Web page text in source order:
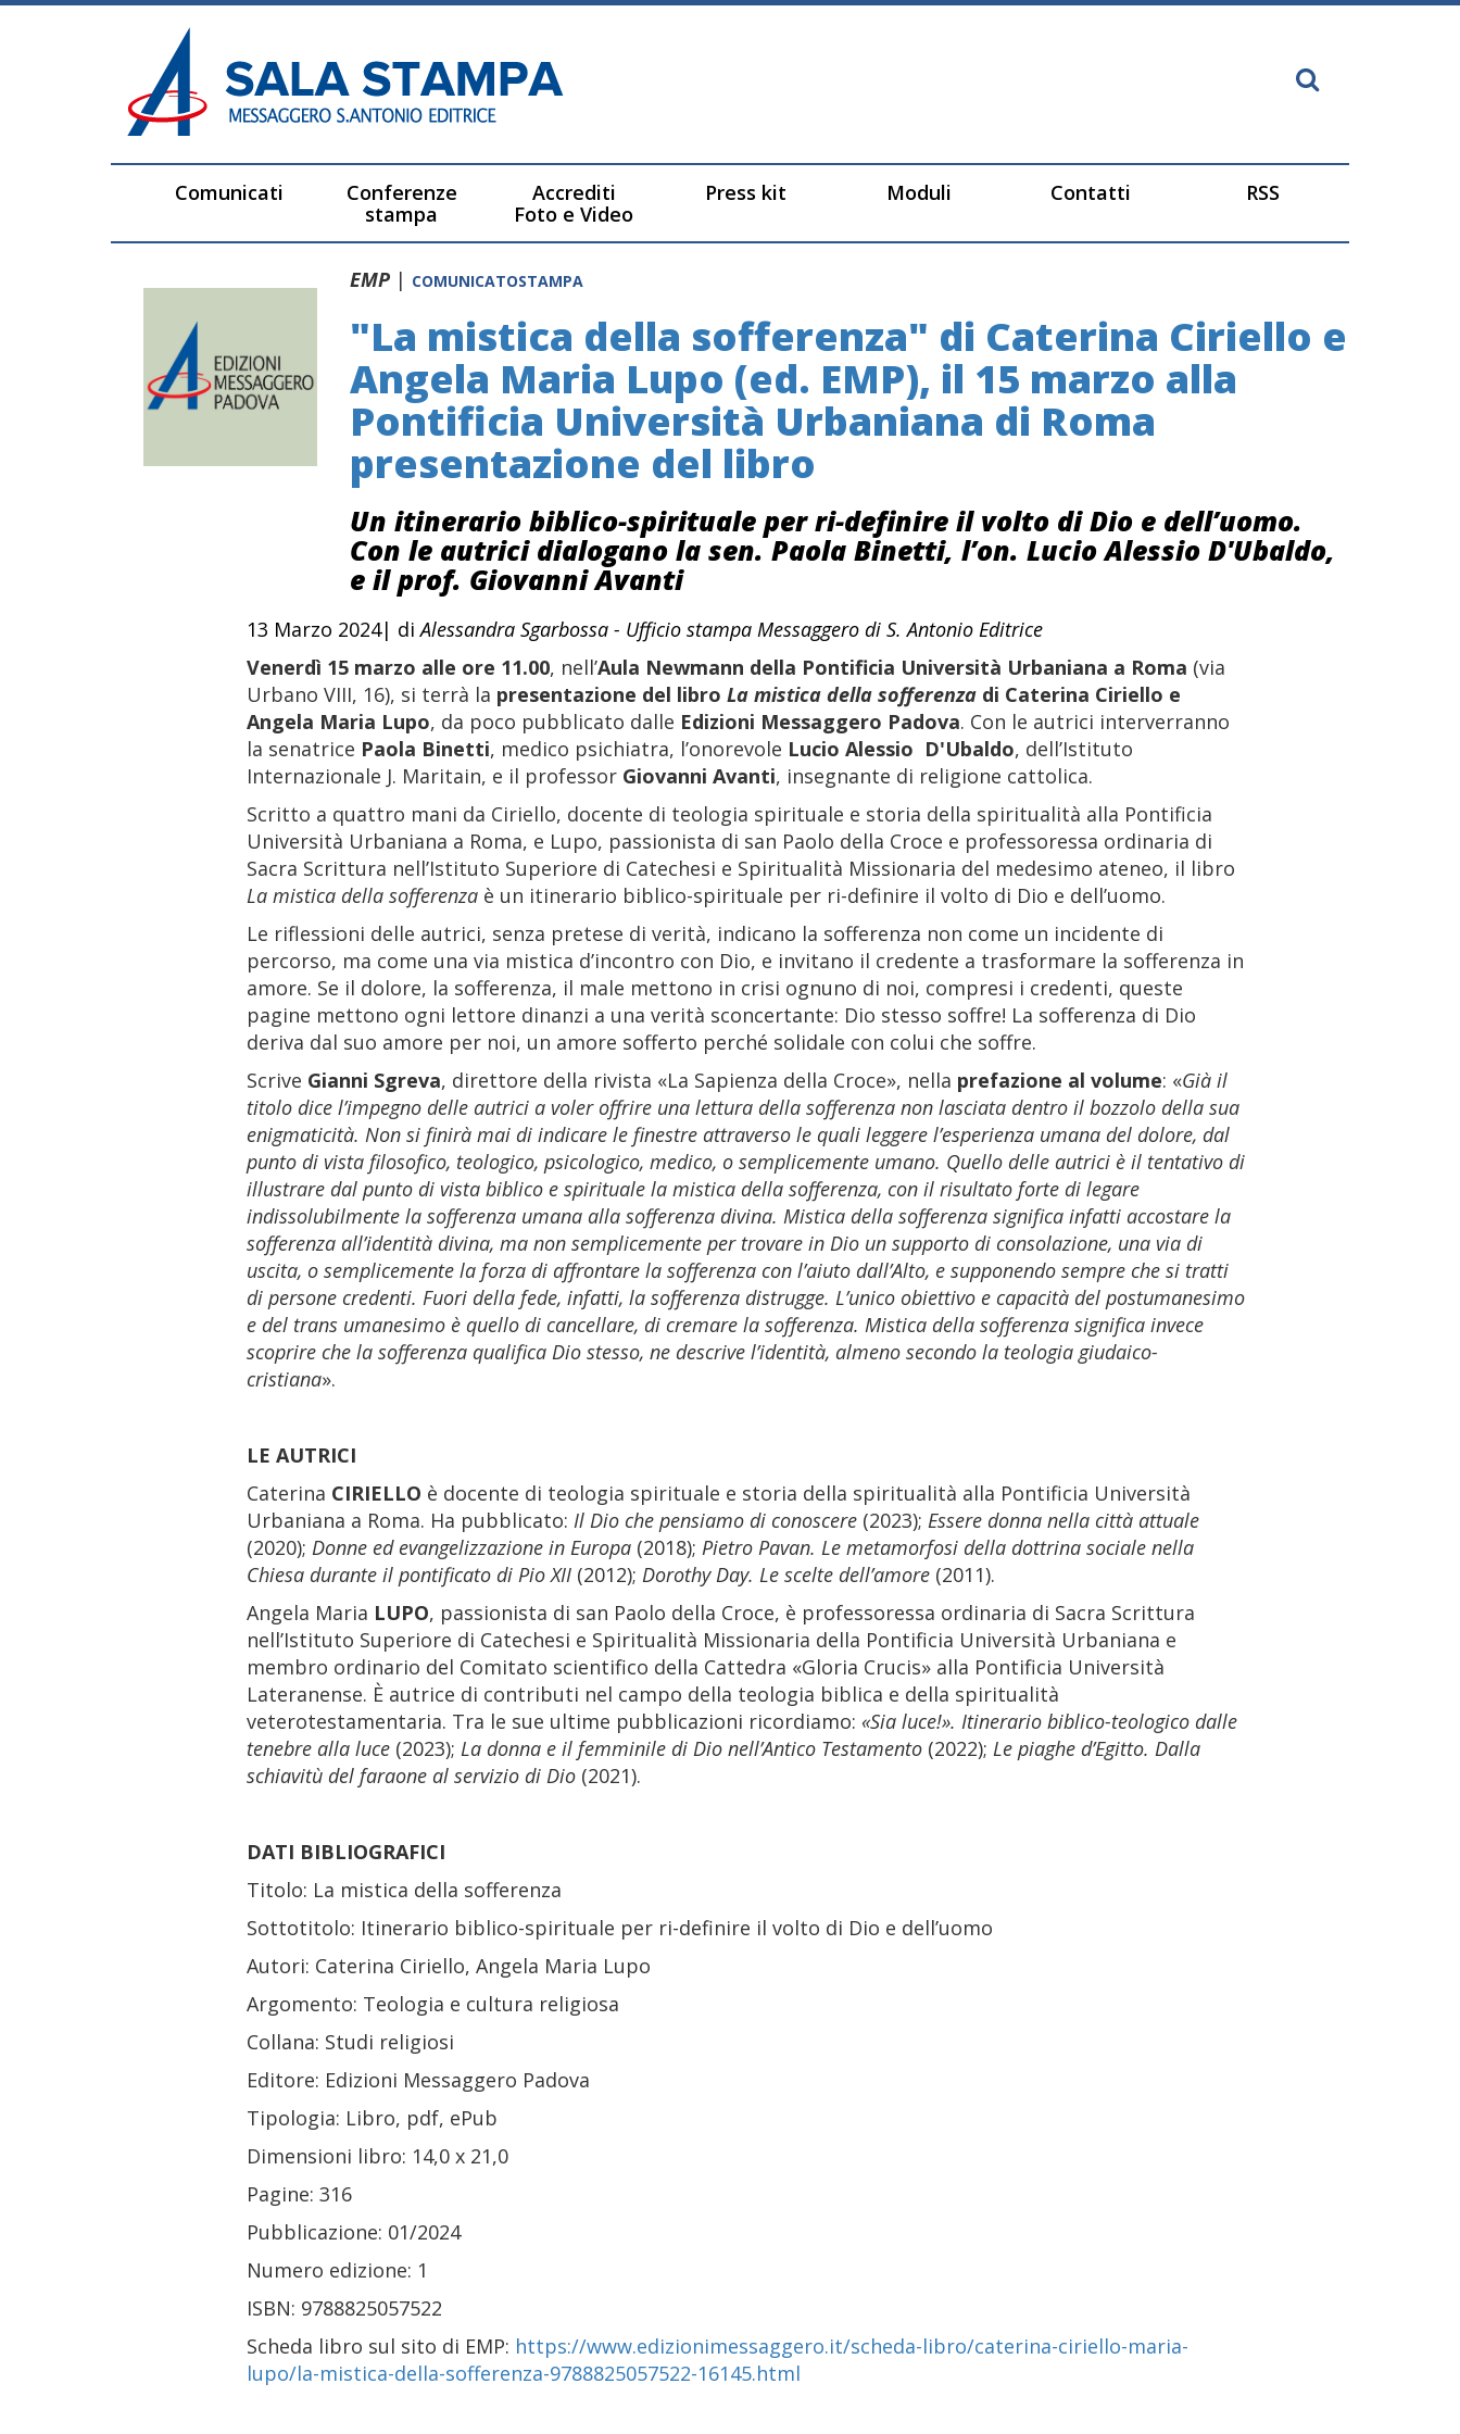
Comunicati
Conferenze
stampa
Accrediti
Foto e Video
Press kit Moduli Contatti RSS
EMP | COMUNICATOSTAMPA
"La mistica della sofferenza" di Caterina Ciriello e
Angela Maria Lupo (ed. EMP), il 15 marzo alla
Pontificia Università Urbaniana di Roma
presentazione del libro
Un itinerario biblico-spirituale per ri-definire il volto di Dio e dell’uomo.
Con le autrici dialogano la sen. Paola Binetti, l’on. Lucio Alessio D'Ubaldo,
e il prof. Giovanni Avanti
13 Marzo 2024| diAlessandra Sgarbossa - Ufficio stampa Messaggero di S. Antonio Editrice
Venerdì 15 marzo alle ore 11.00, nell’Aula Newmann della Pontificia Università Urbaniana a Roma (via
Urbano VIII, 16), si terrà la presentazione del libro La mistica della sofferenza di Caterina Ciriello e
Angela Maria Lupo, da poco pubblicato dalle Edizioni Messaggero Padova. Con le autrici interverranno
la senatrice Paola Binetti, medico psichiatra, l’onorevole Lucio Alessio D'Ubaldo, dell’Istituto
Internazionale J. Maritain, e il professor Giovanni Avanti, insegnante di religione cattolica.
Scritto a quattro mani da Ciriello, docente di teologia spirituale e storia della spiritualità alla Pontificia
Università Urbaniana a Roma, e Lupo, passionista di san Paolo della Croce e professoressa ordinaria di
Sacra Scrittura nell’Istituto Superiore di Catechesi e Spiritualità Missionaria del medesimo ateneo, il libro
La mistica della sofferenzaè un itinerario biblico-spirituale per ri-definire il volto di Dio e dell’uomo.
Le riflessioni delle autrici, senza pretese di verità, indicano la sofferenza non come un incidente di
percorso, ma come una via mistica d’incontro con Dio, e invitano il credente a trasformare la sofferenza in
amore. Se il dolore, la sofferenza, il male mettono in crisi ognuno di noi, compresi i credenti, queste
pagine mettono ogni lettore dinanzi a una verità sconcertante: Dio stesso soffre! La sofferenza di Dio
deriva dal suo amore per noi, un amore sofferto perché solidale con colui che soffre.
Scrive Gianni Sgreva, direttore della rivista «La Sapienza della Croce», nella prefazione al volume: «Già il
titolo dice l’impegno delle autrici a voler offrire una lettura della sofferenza non lasciata dentro il bozzolo della sua
enigmaticità. Non si finirà mai di indicare le finestre attraverso le quali leggere l’esperienza umana del dolore, dal
punto di vista filosofico, teologico, psicologico, medico, o semplicemente umano. Quello delle autrici è il tentativo di
illustrare dal punto di vista biblico e spirituale la mistica della sofferenza, con il risultato forte di legare
indissolubilmente la sofferenza umana alla sofferenza divina. Mistica della sofferenza significa infatti accostare la
sofferenza all’identità divina, ma non semplicemente per trovare in Dio un supporto di consolazione, una via di
uscita, o semplicemente la forza di affrontare la sofferenza con l’aiuto dall’Alto, e supponendo sempre che si tratti
di persone credenti. Fuori della fede, infatti, la sofferenza distrugge. L’unico obiettivo e capacità del postumanesimo
e del trans umanesimo è quello di cancellare, di cremare la sofferenza. Mistica della sofferenza significa invece
scoprire che la sofferenza qualifica Dio stesso, ne descrive l’identità, almeno secondo la teologia giudaico-
cristiana».
LE AUTRICI
Caterina CIRIELLO è docente di teologia spirituale e storia della spiritualità alla Pontificia Università
Urbaniana a Roma. Ha pubblicato: Il Dio che pensiamo di conoscere(2023); Essere donna nella città attuale
(2020); Donne ed evangelizzazione in Europa(2018); Pietro Pavan. Le metamorfosi della dottrina sociale nella
Chiesa durante il pontificato di Pio XII(2012); Dorothy Day. Le scelte dell’amore(2011).
Angela Maria LUPO, passionista di san Paolo della Croce, è professoressa ordinaria di Sacra Scrittura
nell’Istituto Superiore di Catechesi e Spiritualità Missionaria della Pontificia Università Urbaniana e
membro ordinario del Comitato scientifico della Cattedra «Gloria Crucis» alla Pontificia Università
Lateranense. È autrice di contributi nel campo della teologia biblica e della spiritualità
veterotestamentaria. Tra le sue ultime pubblicazioni ricordiamo: «Sia luce!». Itinerario biblico-teologico dalle
tenebre alla luce(2023); La donna e il femminile di Dio nell’Antico Testamento(2022); Le piaghe d’Egitto. Dalla
schiavitù del faraone al servizio di Dio(2021).
DATI BIBLIOGRAFICI
Titolo: La mistica della sofferenza
Sottotitolo: Itinerario biblico-spirituale per ri-definire il volto di Dio e dell’uomo
Autori: Caterina Ciriello, Angela Maria Lupo
Argomento: Teologia e cultura religiosa
Collana: Studi religiosi
Editore: Edizioni Messaggero Padova
Tipologia: Libro, pdf, ePub
Dimensioni libro: 14,0 x 21,0
Pagine: 316
Pubblicazione: 01/2024
Numero edizione: 1
ISBN: 9788825057522
Scheda libro sul sito di EMP: https://www.edizionimessaggero.it/scheda-libro/caterina-ciriello-maria-
lupo/la-mistica-della-sofferenza-9788825057522-16145.html